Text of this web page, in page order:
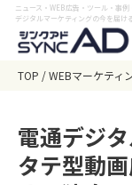
ニュース・WEB広告・ツール・事例
デジタルマーケティングの今を届け
TOP WEBマーケティ
電通デジ
タテ型動